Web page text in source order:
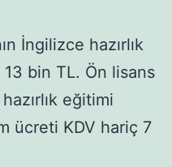
İngilizce hazırlık
bin TL. Ön lisans
eğitimi
ücreti KDV hariç 7